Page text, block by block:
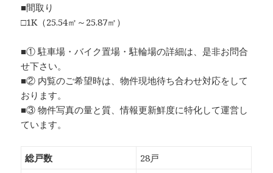
■間取り
□1K（25.54㎡～25.87㎡）
■① 駐車場・バイク置場・駐輪場の詳細は、是非お問合
せ下さい。
■② 内覧のご希望時は、物件現地待ち合わせ対応をして
おります。
■③ 物件写真の量と質、情報更新鮮度に特化して運営し
ています。
総戸数
28戸